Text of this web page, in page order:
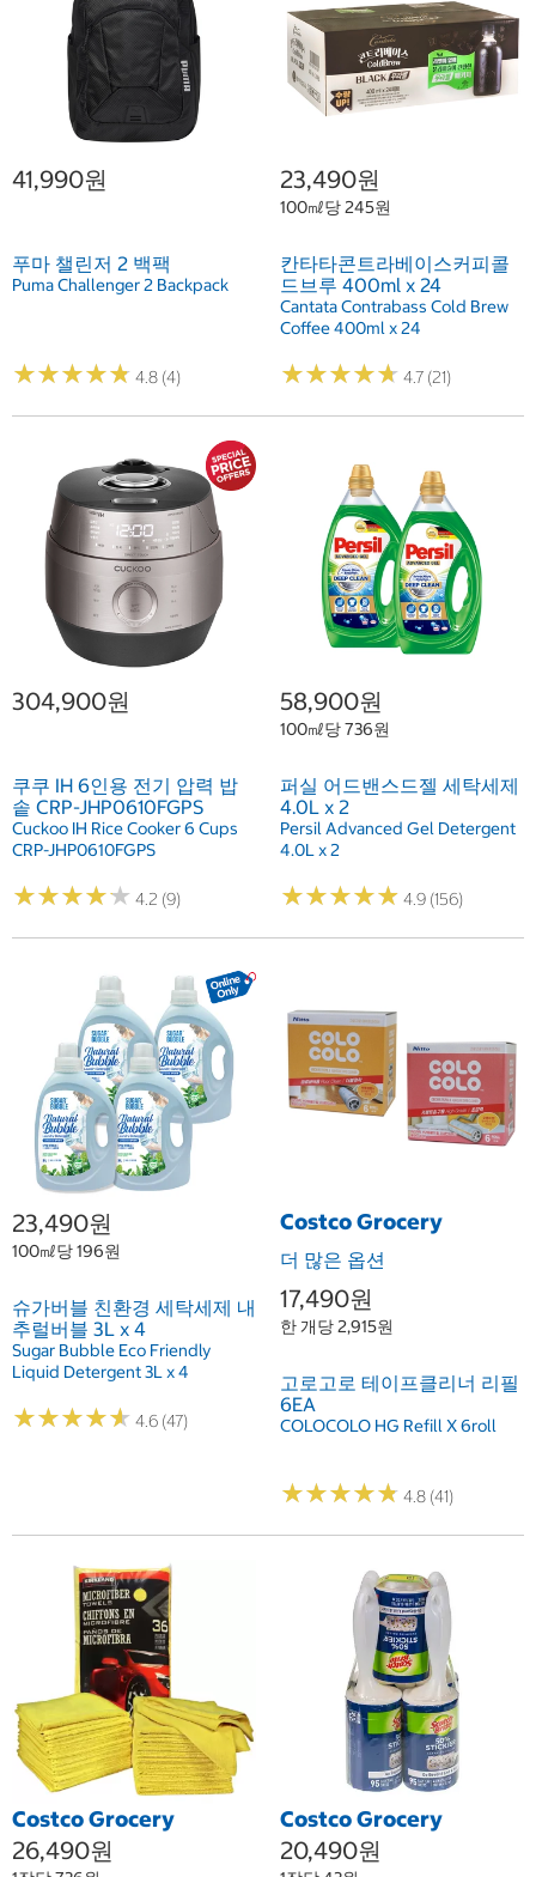
41,990원
푸마 챌린저 2 백팩
Puma Challenger 2 Backpack
★★★★★
★★★★★ 4.8 (4)
23,490원
100㎖당 245원
칸타타콘트라베이스커피콜
드브루 400ml x 24
Cantata Contrabass Cold Brew
Coffee 400ml x 24
★★★★★
★★★★★ 4.7 (21)
304,900원
쿠쿠 IH 6인용 전기 압력 밥
솥 CRP-JHP0610FGPS
Cuckoo IH Rice Cooker 6 Cups
CRP-JHP0610FGPS
★★★★★
★★★★★ 4.2 (9)
58,900원
100㎖당 736원
퍼실 어드밴스드젤 세탁세제
4.0L x 2
Persil Advanced Gel Detergent
4.0L x 2
★★★★★
★★★★★ 4.9 (156)
23,490원
100㎖당 196원
슈가버블 친환경 세탁세제 내
추럴버블 3L x 4
Sugar Bubble Eco Friendly
Liquid Detergent 3L x 4
★★★★★
★★★★★ 4.6 (47)
Costco Grocery
더 많은 옵션
17,490원
한 개당 2,915원
고로고로 테이프클리너 리필
6EA
COLOCOLO HG Refill X 6roll
★★★★★
★★★★★ 4.8 (41)
Costco Grocery
26,490원
Costco Grocery
20,490원